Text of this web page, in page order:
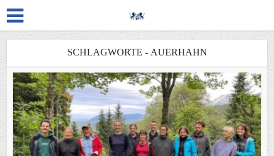
SCHLAGWORTE - AUERHAHN